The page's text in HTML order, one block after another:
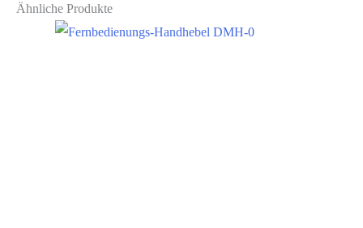
Ähnliche Produkte